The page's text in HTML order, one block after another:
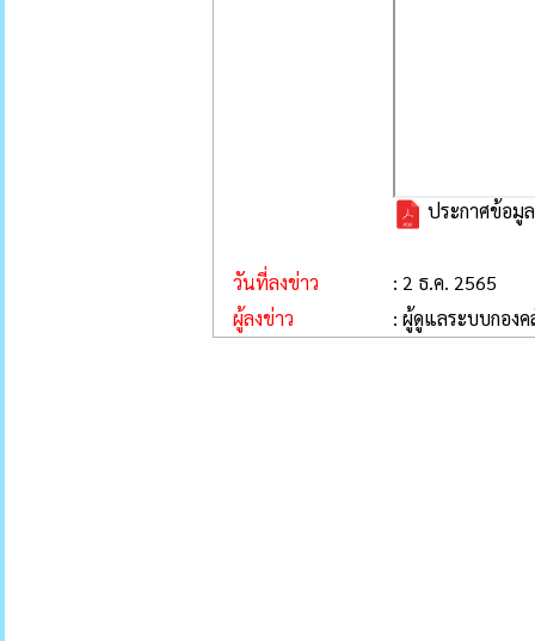
ประกาศข้อมู
วันที่ลงข่าว
: 2 ธ.ค. 2565
ผู้ลงข่าว
: ผู้ดูแลระบบกองค